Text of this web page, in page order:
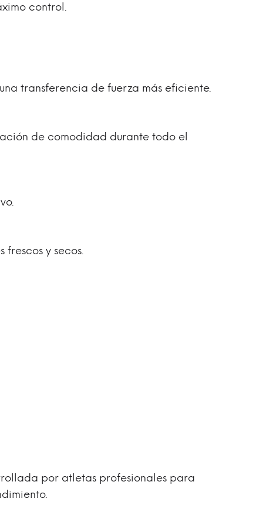
control.
transferencia de fuerza más eficiente.
de comodidad durante todo el
y secos.
por atletas profesionales para